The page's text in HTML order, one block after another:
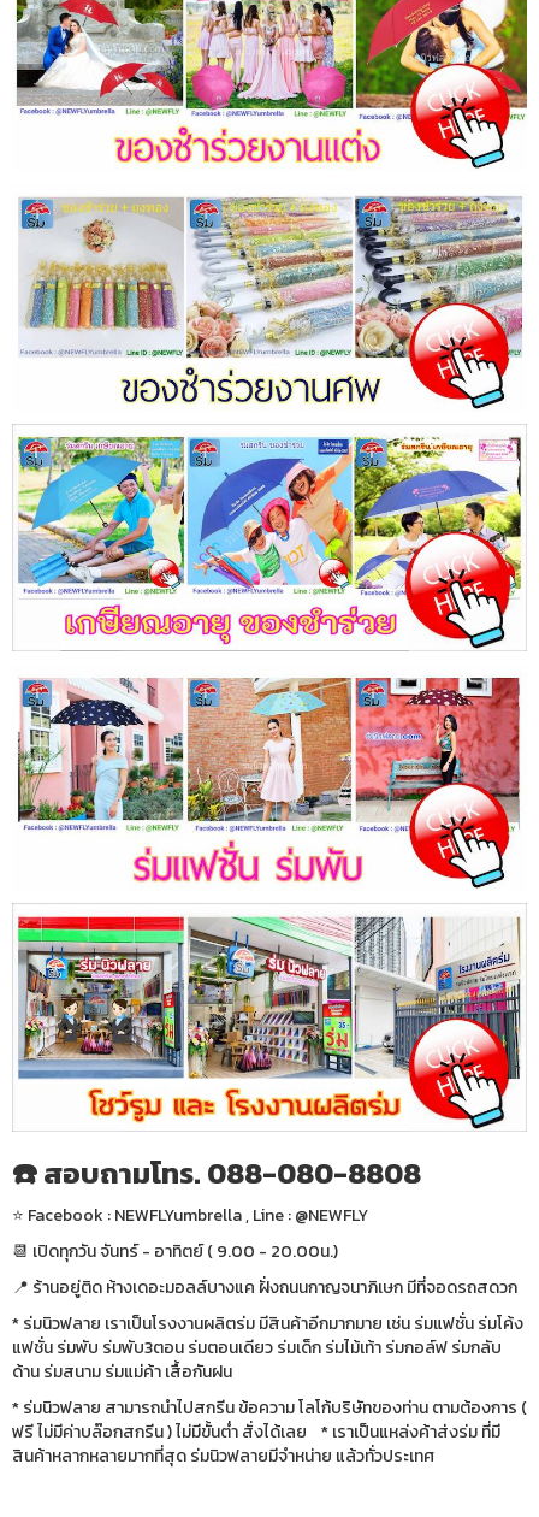
☎️ สอบถามโทร. 088-080-8808
⭐️ Facebook : NEWFLYumbrella , Line : @NEWFLY
📆 เปิดทุกวัน จันทร์ - อาทิตย์ ( 9.00 - 20.00น.)
📍 ร้านอยู่ติด ห้างเดอะมอลล์บางแค ฝั่งถนนกาญจนาภิเษก มีที่จอดรถสดวก
* ร่มนิวฟลาย เราเป็นโรงงานผลิตร่ม มีสินค้าอีกมากมาย เช่น ร่มแฟชั่น ร่มโค้ง
แฟชั่น ร่มพับ ร่มพับ3ตอน ร่มตอนเดียว ร่มเด็ก ร่มไม้เท้า ร่มกอล์ฟ ร่มกลับ
ด้าน ร่มสนาม ร่มแม่ค้า เสื้อกันฝน
* ร่มนิวฟลาย สามารถนำไปสกรีน ข้อความ โลโก้บริษัทของท่าน ตามต้องการ (
ฟรี ไม่มีค่าบล๊อกสกรีน ) ไม่มีขั้นต่ำ สั่งได้เลย * เราเป็นแหล่งค้าส่งร่ม ที่มี
สินค้าหลากหลายมากที่สุด ร่มนิวฟลายมีจำหน่าย แล้วทั่วประเทศ